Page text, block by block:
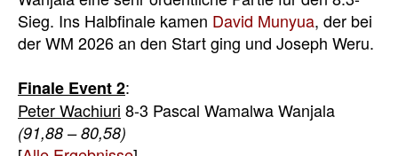
Sieg. Ins Halbfinale kamen David Munyua, der bei
der WM 2026 an den Start ging und Joseph Weru.
Finale Event 2:
Peter Wachiuri 8-3 Pascal Wamalwa Wanjala
(91,88 – 80,58)